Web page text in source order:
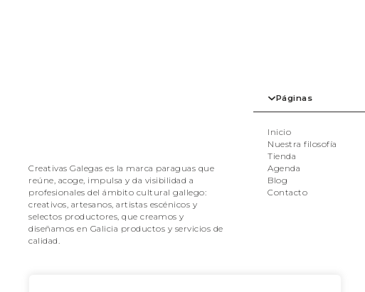
Creativas Galegas es la marca paraguas que
reúne, acoge, impulsa y da visibilidad a
profesionales del ámbito cultural gallego:
creativos, artesanos, artistas escénicos y
selectos productores, que creamos y
diseñamos en Galicia productos y servicios de
calidad.
Páginas
Inicio
Nuestra filosofía
Tienda
Agenda
Blog
Contacto